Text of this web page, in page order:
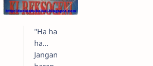
"Ha ha
ha...
Jangan